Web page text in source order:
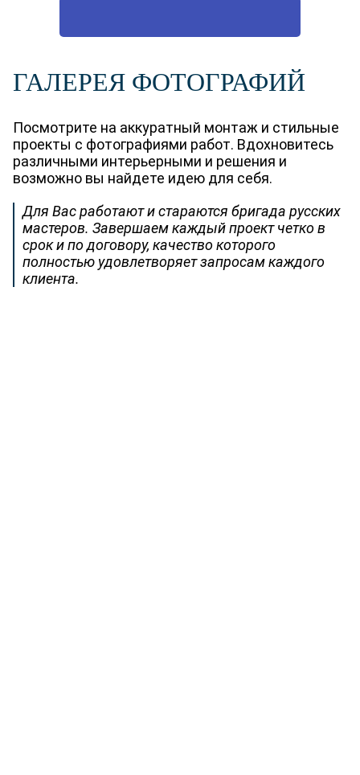
ГАЛЕРЕЯ ФОТОГРАФИЙ
Посмотрите на аккуратный монтаж и стильные
проекты с фотографиями работ. Вдохновитесь
различными интерьерными и решения и
возможно вы найдете идею для себя.
Для Вас работают и стараются бригада русских
мастеров. Завершаем каждый проект четко в
срок и по договору, качество которого
полностью удовлетворяет запросам каждого
клиента.